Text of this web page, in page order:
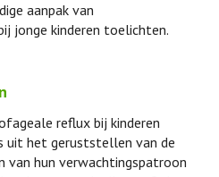
aanpak van
jonge kinderen toelichten.
reflux bij kinderen
uit het geruststellen van de
van hun verwachtingspatroon